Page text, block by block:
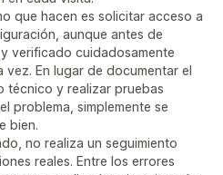
que hacen es solicitar acceso a
aunque antes de
verificado cuidadosamente
En lugar de documentar el
técnico y realizar pruebas
problema, simplemente se
bien.
no realiza un seguimiento
reales. Entre los errores